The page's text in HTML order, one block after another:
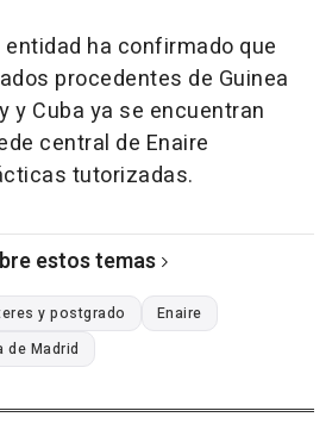
ha confirmado que
procedentes de Guinea
y Cuba ya se encuentran
central de Enaire
tutorizadas.
estos temas
y postgrado
Enaire
de Madrid